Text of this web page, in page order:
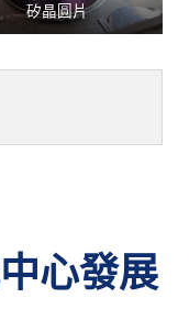
矽晶圓片
心發展